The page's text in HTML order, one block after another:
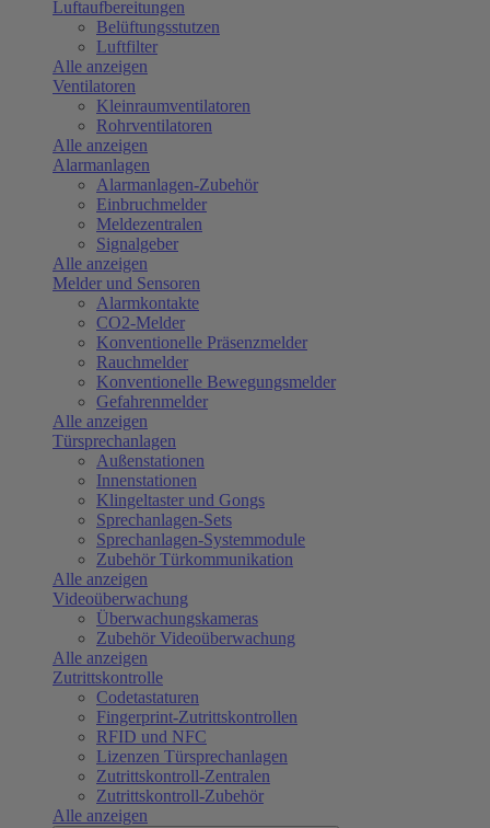
Luftaufbereitungen
Belüftungsstutzen
Luftfilter
Alle anzeigen
Ventilatoren
Kleinraumventilatoren
Rohrventilatoren
Alle anzeigen
Alarmanlagen
Alarmanlagen-Zubehör
Einbruchmelder
Meldezentralen
Signalgeber
Alle anzeigen
Melder und Sensoren
Alarmkontakte
CO2-Melder
Konventionelle Präsenzmelder
Rauchmelder
Konventionelle Bewegungsmelder
Gefahrenmelder
Alle anzeigen
Türsprechanlagen
Außenstationen
Innenstationen
Klingeltaster und Gongs
Sprechanlagen-Sets
Sprechanlagen-Systemmodule
Zubehör Türkommunikation
Alle anzeigen
Videoüberwachung
Überwachungskameras
Zubehör Videoüberwachung
Alle anzeigen
Zutrittskontrolle
Codetastaturen
Fingerprint-Zutrittskontrollen
RFID und NFC
Lizenzen Türsprechanlagen
Zutrittskontroll-Zentralen
Zutrittskontroll-Zubehör
Alle anzeigen